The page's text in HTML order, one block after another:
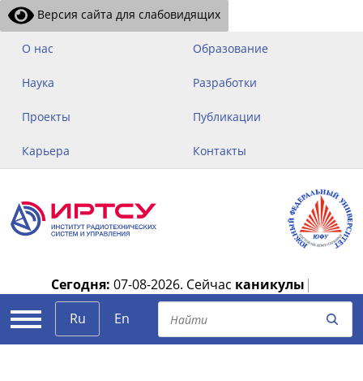
Версия сайта для слабовидящих
О нас Образование
Наука Разработки
Проекты Публикации
Карьера Контакты
Сегодня: 07-08-2026. Сейчас каникулы |
Ru
En